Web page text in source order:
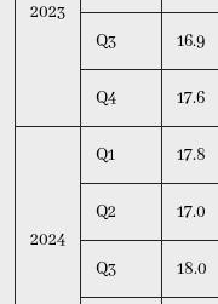
2023
Q3 16.9
Q4 17.6
2024
Q1 17.8
Q2 17.0
Q3 18.0